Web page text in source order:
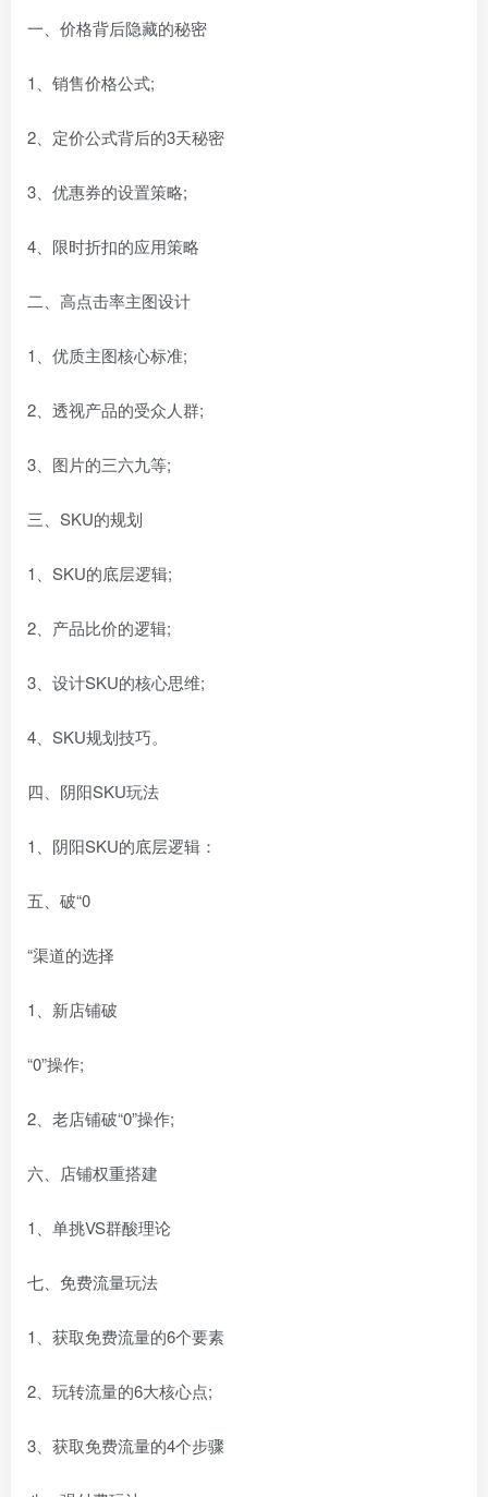
一、价格背后隐藏的秘密
1、销售价格公式;
2、定价公式背后的3天秘密
3、优惠券的设置策略;
4、限时折扣的应用策略
二、高点击率主图设计
1、优质主图核心标准;
2、透视产品的受众人群;
3、图片的三六九等;
三、SKU的规划
1、SKU的底层逻辑;
2、产品比价的逻辑;
3、设计SKU的核心思维;
4、SKU规划技巧。
四、阴阳SKU玩法
1、阴阳SKU的底层逻辑：
五、破“0
“渠道的选择
1、新店铺破
“0”操作;
2、老店铺破“0”操作;
六、店铺权重搭建
1、单挑VS群酸理论
七、免费流量玩法
1、获取免费流量的6个要素
2、玩转流量的6大核心点;
3、获取免费流量的4个步骤